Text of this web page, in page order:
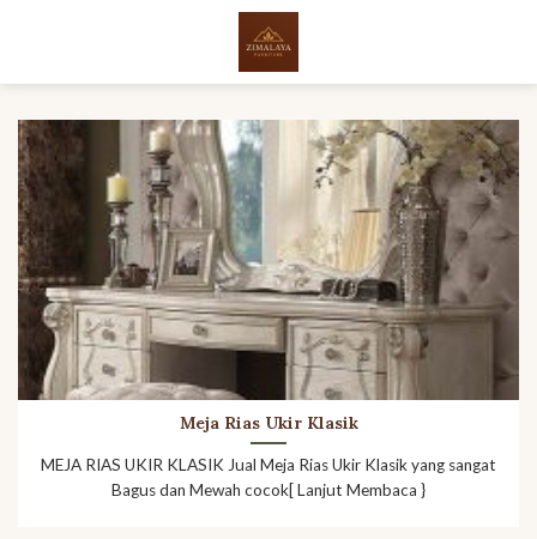
Meja Rias Ukir Klasik
MEJA RIAS UKIR KLASIK Jual Meja Rias Ukir Klasik yang sangat
Bagus dan Mewah cocok[ Lanjut Membaca }